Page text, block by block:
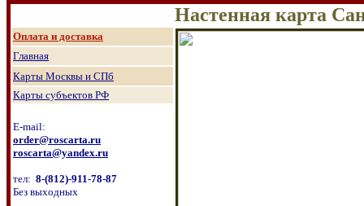
Настенная карта
Оплата и доставка
Главная
Карты Москвы и СПб
Карты субъектов РФ
E-mail:
order@roscarta.ru
roscarta@yandex.ru
тел: 8-(812)-911-78-87
Без выходных